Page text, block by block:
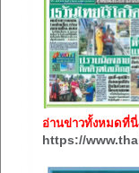
อ่านข่าวทั้งหมดที่นี่
https://